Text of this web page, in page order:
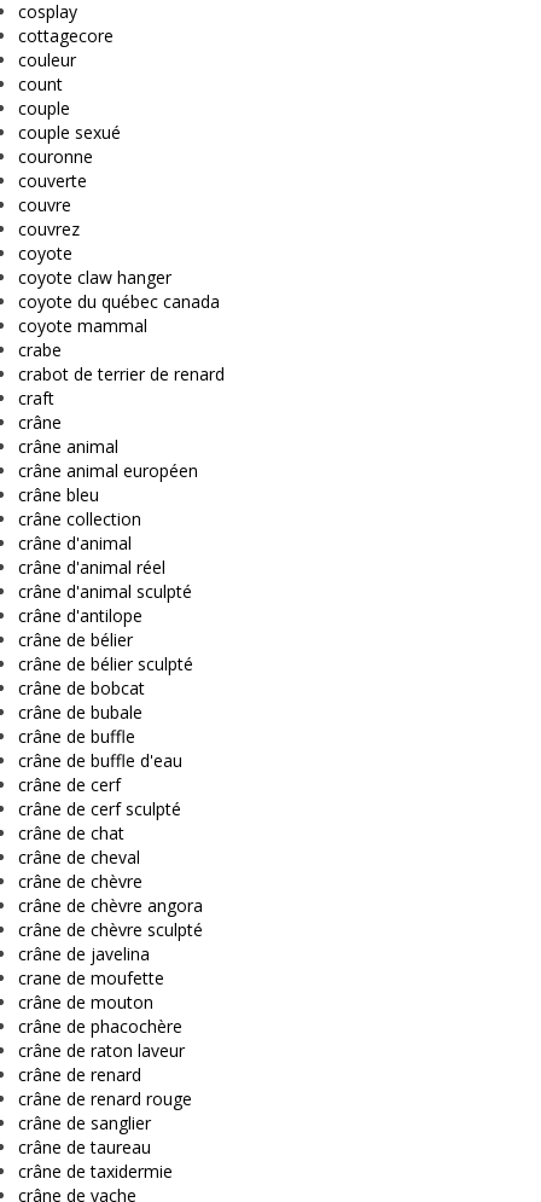
cosplay
cottagecore
couleur
count
couple
couple sexué
couronne
couverte
couvre
couvrez
coyote
coyote claw hanger
coyote du québec canada
coyote mammal
crabe
crabot de terrier de renard
craft
crâne
crâne animal
crâne animal européen
crâne bleu
crâne collection
crâne d'animal
crâne d'animal réel
crâne d'animal sculpté
crâne d'antilope
crâne de bélier
crâne de bélier sculpté
crâne de bobcat
crâne de bubale
crâne de buffle
crâne de buffle d'eau
crâne de cerf
crâne de cerf sculpté
crâne de chat
crâne de cheval
crâne de chèvre
crâne de chèvre angora
crâne de chèvre sculpté
crâne de javelina
crane de moufette
crâne de mouton
crâne de phacochère
crâne de raton laveur
crâne de renard
crâne de renard rouge
crâne de sanglier
crâne de taureau
crâne de taxidermie
crâne de vache